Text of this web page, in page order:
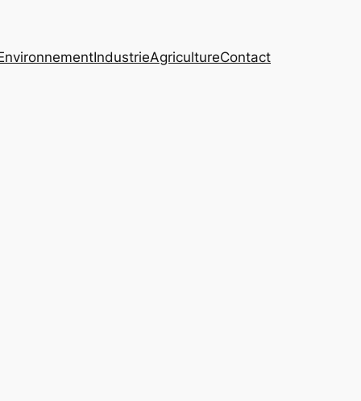
IndustrieAgricultureContact